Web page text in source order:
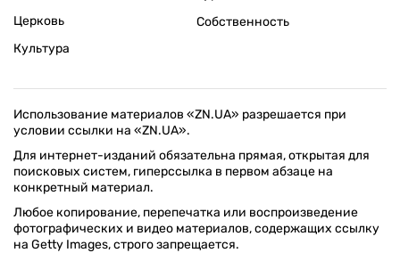
Церковь
Культура
Собственность
Использование материалов «ZN.UA» разрешается при
условии ссылки на «ZN.UA».
Для интернет-изданий обязательна прямая, открытая для
поисковых систем, гиперссылка в первом абзаце на
конкретный материал.
Любое копирование, перепечатка или воспроизведение
фотографических и видео материалов, содержащих ссылку
на Getty Images, строго запрещается.